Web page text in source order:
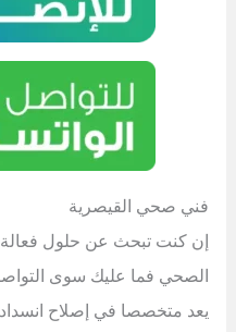
فني صحي القيصرية
إن كنت تبحث عن حلول
الصحي فما عليك سوى
يعد متخصصا في إصلاح